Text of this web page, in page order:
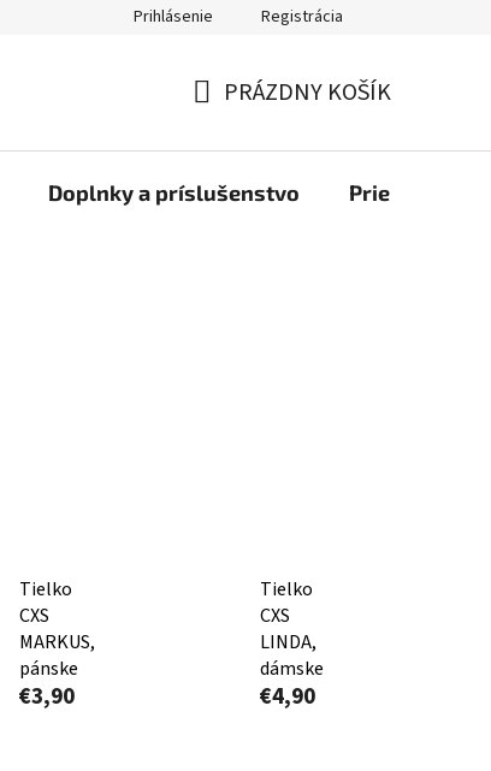
Prihlásenie Registrácia
KOŠÍK
PRÁZDNY KOŠÍK
Doplnky a príslušenstvo Priemyselné
Tielko
CXS
MARKUS,
pánske
€3,90
Tielko
CXS
LINDA,
dámske
€4,90